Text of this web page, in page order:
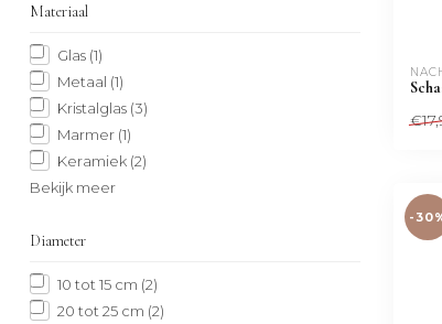
Materiaal
Glas (1)
Metaal (1)
Kristalglas (3)
Marmer (1)
Keramiek (2)
Bekijk meer
Diameter
10 tot 15 cm (2)
20 tot 25 cm (2)
-